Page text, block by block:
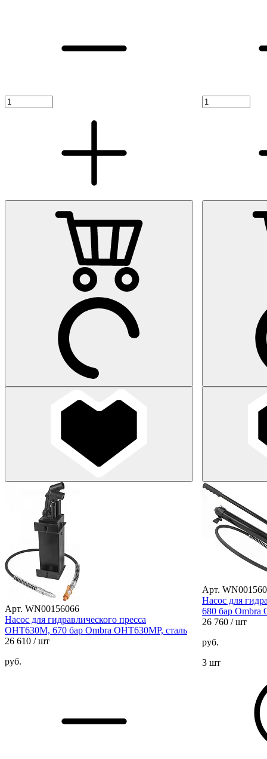
Арт. WN00156066
Насос для гидравлического пресса
OHT630M, 670 бар Ombra OHT630MP, сталь
26 610 / шт
руб.
Арт.
Насос для
680 бар Ombra
26 760 / шт
руб.
3 шт